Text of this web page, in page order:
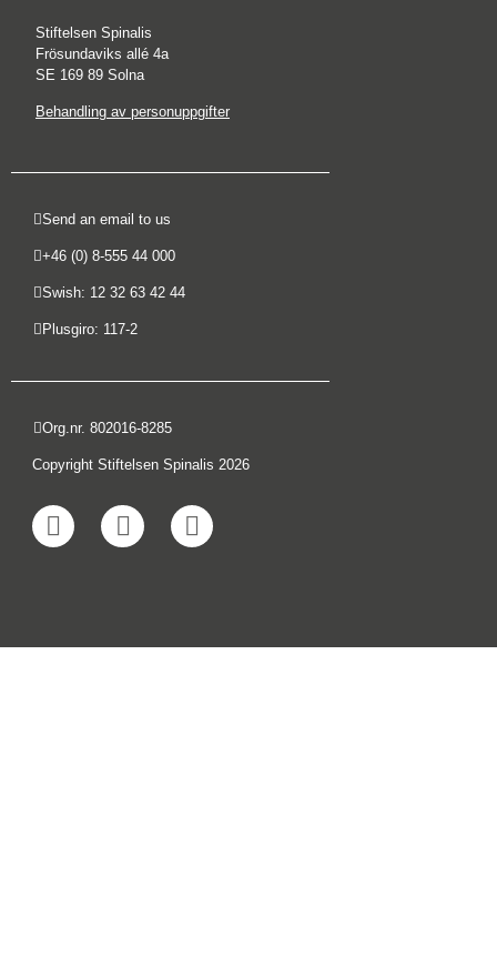
Stiftelsen Spinalis
Frösundaviks allé 4a
SE 169 89 Solna
Behandling av personuppgifter
Send an email to us
+46 (0) 8-555 44 000
Swish: 12 32 63 42 44
Plusgiro: 117-2
Org.nr. 802016-8285
Copyright Stiftelsen Spinalis 2026